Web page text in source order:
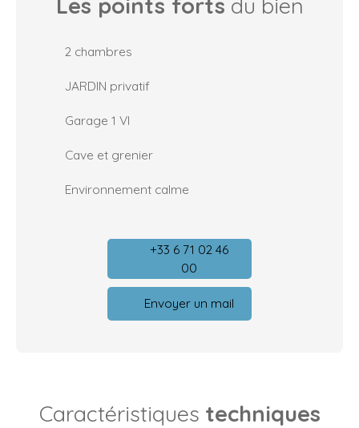
2 chambres
JARDIN privatif
Garage 1 Vl
Cave et grenier
Environnement calme
+33 6 71 02 46
00
Envoyer un mail
Caractéristiques techniques